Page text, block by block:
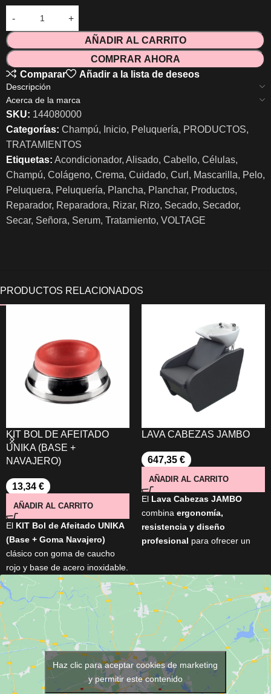
AÑADIR AL CARRITO
COMPRAR AHORA
Comparar
Añadir a la lista de deseos
Descripción
Acerca de la marca
SKU: 144080000
Categorías: Champú, Inicio, Peluquería, PRODUCTOS,
TRATAMIENTOS
Etiquetas: Acondicionador, Alisado, Cabello, Células,
Champú, Colágeno, Crema, Cuidado, Curl , Mascarilla, Pelo,
Peluquera, Peluquería, Plancha, Planchar, Productos,
Reparador, Reparadora, Rizar, Rizo, Secado, Secador,
Secar, Señora, Serum, Tratamiento, VOLTAGE
KIT BOL DE AFEITADO
UNIKA (BASE +
NAVAJERO)
13,34 €
AÑADIR AL CARRITO
El KIT Bol de Afeitado UNIKA
(Base + Goma Navajero)
clásico con goma de caucho
rojo y base de acero inoxidable.
Ideal para eliminar restos de la
navaja sin dañar el filo. Diseño
vintage recuperado de
barberías tradicionales. Ligero,
resistente, y con medidas
prácticas: 120 mm de base, 80
mm de goma, 50 mm de alto.
LAVA CABEZAS JAMBO
647,35 €
AÑADIR AL CARRITO
El Lava Cabezas JAMBO
combina ergonomía,
resistencia y diseño
profesional para ofrecer un
porcelana profunda basculante
y encimera de aluminio,
garantizando confort para el
cliente y facilidad de trabajo
para el profesional. Fabricado
en España y personalizable con
opciones como kit relax y
grifería antidrop.
Haz clic para aceptar cookies de marketing
y permitir este contenido